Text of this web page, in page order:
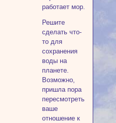
работает мор.
Решите
сделать что-
то для
сохранения
воды на
планете.
Возможно,
пришла пора
пересмотреть
ваше
отношение к